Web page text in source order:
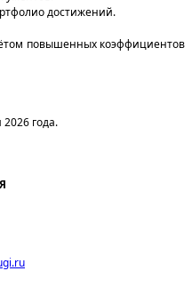
достижений.
повышенных коэффициентов
года.